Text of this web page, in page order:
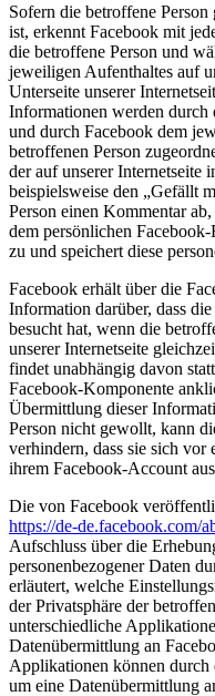
Sofern die betroffene
ist, erkennt Facebook mit
die betroffene Person und
jeweiligen Aufenthaltes auf
Unterseite unserer
Informationen werden durch
und durch Facebook dem
betroffenen Person
der auf unserer Internetseite
beispielsweise den „Gefällt
Person einen Kommentar
dem persönlichen
zu und speichert diese
Facebook erhält über die
Information darüber, dass
besucht hat, wenn die
unserer Internetseite
findet unabhängig davon
Facebook-Komponente
Übermittlung dieser
Person nicht gewollt, kann
verhindern, dass sie sich vor
ihrem Facebook-Account
Die von Facebook
https://de-de.facebook.com/
Aufschluss über die
personenbezogener Daten
erläutert, welche
der Privatsphäre der
unterschiedliche
Datenübermittlung an
Applikationen können durch
um eine Datenübermittlung